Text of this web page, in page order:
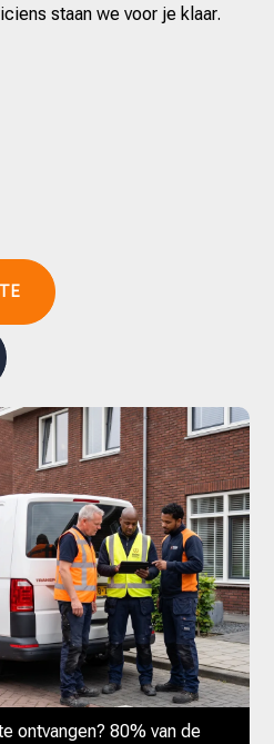
staan we voor je klaar.
ontvangen? 80% van de